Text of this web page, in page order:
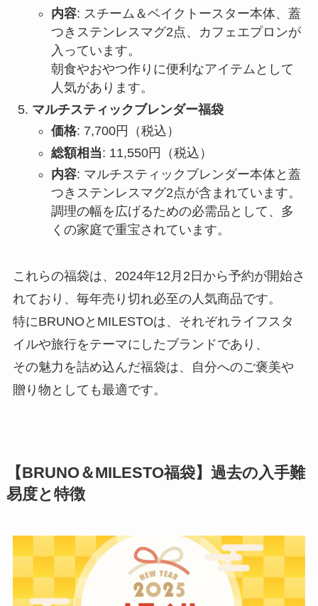
内容: スチーム＆ベイクトースター本体、蓋
つきステンレスマグ2点、カフェエプロンが
入っています。
朝食やおやつ作りに便利なアイテムとして
人気があります。
マルチスティックブレンダー福袋
価格: 7,700円（税込）
総額相当: 11,550円（税込）
内容: マルチスティックブレンダー本体と蓋
つきステンレスマグ2点が含まれています。
調理の幅を広げるための必需品として、多
くの家庭で重宝されています。
これらの福袋は、2024年12月2日から予約が開始さ
れており、毎年売り切れ必至の人気商品です。
特にBRUNOとMILESTOは、それぞれライフスタ
イルや旅行をテーマにしたブランドであり、
その魅力を詰め込んだ福袋は、自分へのご褒美や
贈り物としても最適です。
【BRUNO＆MILESTO福袋】過去の入手難
易度と特徴